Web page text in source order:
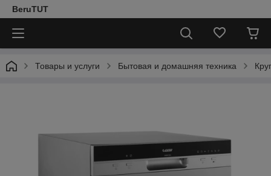
BeruTUT
Товары и услуги Бытовая и домашняя техника